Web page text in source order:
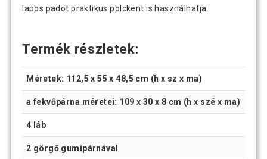
lapos padot praktikus polcként is használhatja.
Termék részletek:
Méretek: 112,5 x 55 x 48,5 cm (h x sz x ma)
a fekvőpárna méretei: 109 x 30 x 8 cm (h x szé x ma)
4 láb
2 görgő gumipárnával